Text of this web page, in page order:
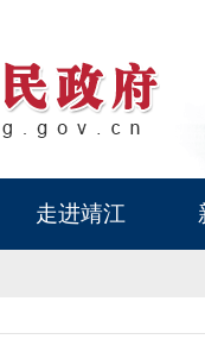
走进靖江